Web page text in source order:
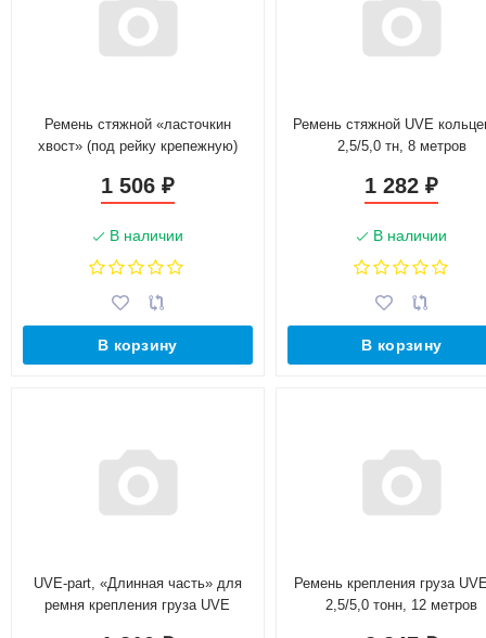
Ремень стяжной «ласточкин
хвост» (под рейку крепежную)
1 506 ₽
В наличии
В корзину
Ремень стяжной UVE
2,5/5,0 тн, 8 метров
1 282₽
В наличии
В корзину
UVE-part, «Длинная часть» для
ремня крепления груза UVE
Ремень крепления груза
2,5/5,0 тонн, 12 метров